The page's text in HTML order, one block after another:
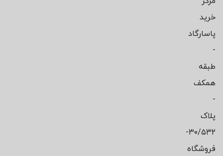
خرید
پاسارگاد
-
طبقه
همکف
-
پلاک
۳۰/۵۳۲-
فروشگاه